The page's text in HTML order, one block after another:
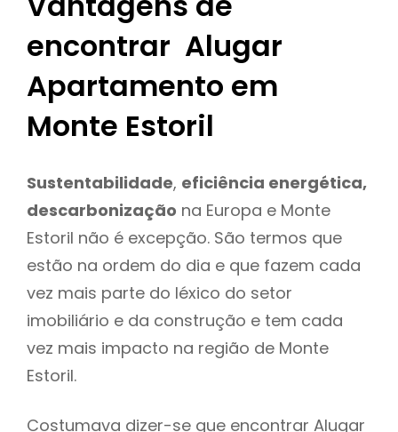
encontrar Alugar
Apartamento em
Monte Estoril
Sustentabilidade, eficiência energética,
descarbonização na Europa e Monte
Estoril não é excepção. São termos que
estão na ordem do dia e que fazem cada
vez mais parte do léxico do setor
imobiliário e da construção e tem cada
vez mais impacto na região de Monte
Estoril.
Costumava dizer-se que encontrar Alugar